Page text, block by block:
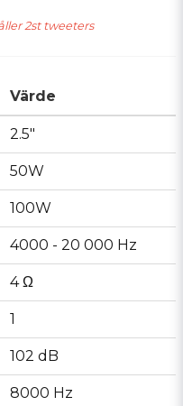
2st tweeters
Värde
2.5"
50W
100W
4000 - 20 000 Hz
4 Ω
1
102 dB
8000 Hz